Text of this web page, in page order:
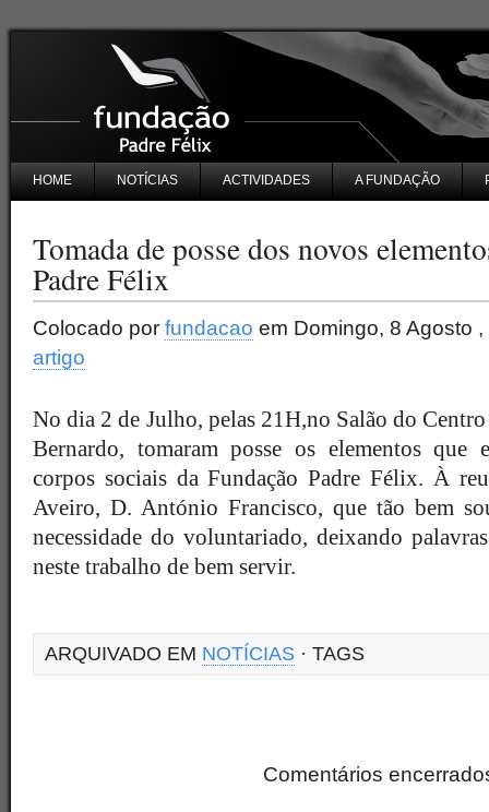
HOME NOTÍCIAS ACTIVIDADES A FUNDAÇÃO
Tomada de posse dos novos
Padre Félix
Colocado por fundacao em Domingo, 8 Agosto
artigo
No dia 2 de Julho, pelas 21H,no Salão do
Bernardo, tomaram posse os elementos que
corpos sociais da Fundação Padre Félix. À
Aveiro, D. António Francisco, que tão bem
necessidade do voluntariado, deixando
neste trabalho de bem servir.
ARQUIVADO EM NOTÍCIAS · TAGS
Comentários